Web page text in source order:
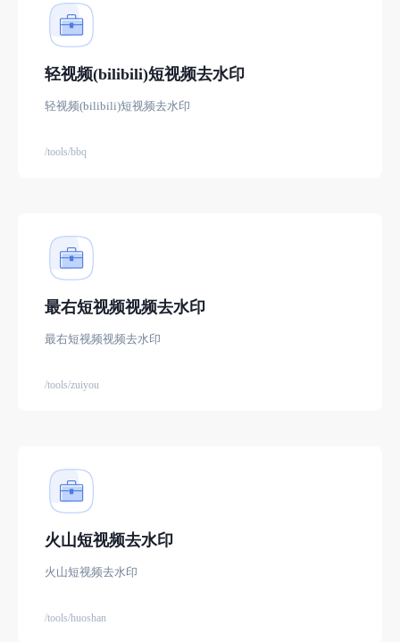
轻视频(bilibili)短视频去水印
轻视频(bilibili)短视频去水印
/tools/bbq
最右短视频视频去水印
最右短视频视频去水印
/tools/zuiyou
火山短视频去水印
火山短视频去水印
/tools/huoshan